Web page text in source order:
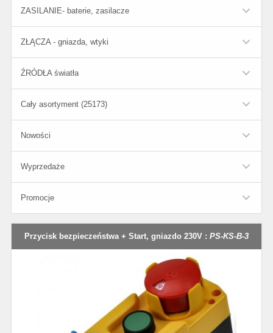
ZASILANIE- baterie, zasilacze
ZŁĄCZA - gniazda, wtyki
ŹRÓDŁA światła
Cały asortyment (25173)
Nowości
Wyprzedaże
Promocje
Przycisk bezpieczeństwa + Start, gniazdo 230V : PS-KS-B-3